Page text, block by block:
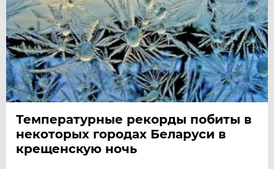
Температурные рекорды побиты в
некоторых городах Беларуси в
крещенскую ночь